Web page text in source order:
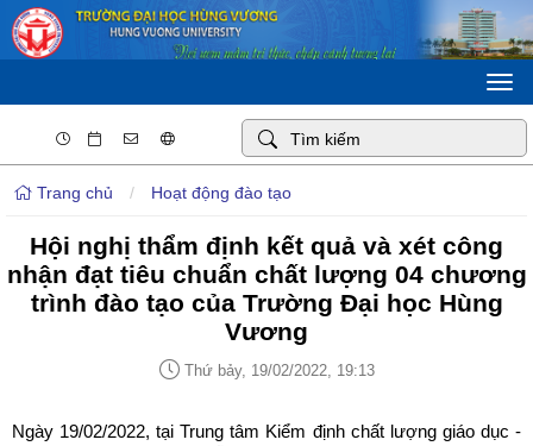
Trang chủ / Hoạt động đào tạo
Hội nghị thẩm định kết quả và xét công
nhận đạt tiêu chuẩn chất lượng 04 chương
trình đào tạo của Trường Đại học Hùng
Vương
Thứ bảy, 19/02/2022, 19:13
Ngày 19/02/2022, tại Trung tâm Kiểm định chất lượng giáo dục -